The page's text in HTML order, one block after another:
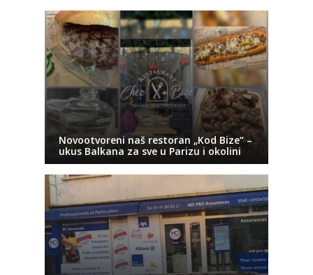
Novootvoreni naš restoran „Kod Bize“ –
ukus Balkana za sve u Parizu i okolini